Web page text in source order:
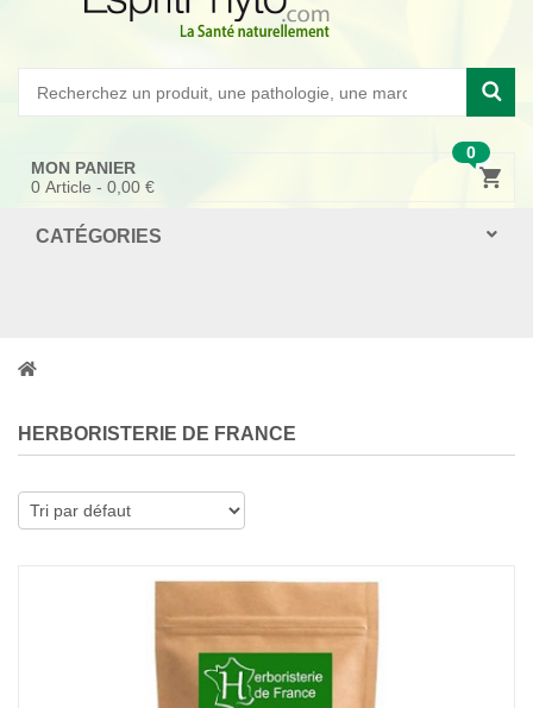
0
MON PANIER
0 Article - 0,00 €
CATÉGORIES
HERBORISTERIE DE FRANCE